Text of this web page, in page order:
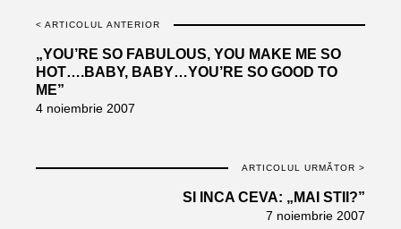
< ARTICOLUL ANTERIOR
„YOU’RE SO FABULOUS, YOU MAKE ME SO
HOT….BABY, BABY…YOU’RE SO GOOD TO
ME”
4 noiembrie 2007
ARTICOLUL URMĂTOR >
SI INCA CEVA: „MAI STII?”
7 noiembrie 2007